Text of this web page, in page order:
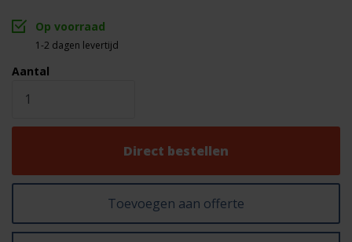
Op voorraad
1-2 dagen levertijd
Aantal
Direct bestellen
Toevoegen aan offerte